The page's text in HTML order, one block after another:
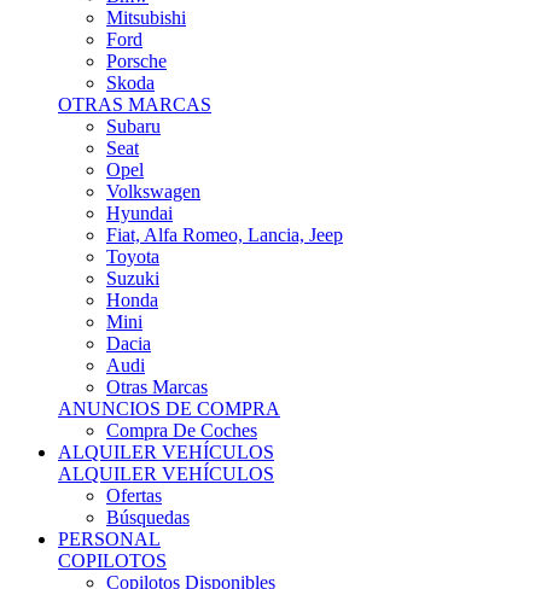
Dacia
Audi
Otras Marcas
ANUNCIOS DE COMPRA
Compra De Coches
ALQUILER VEHÍCULOS
ALQUILER VEHÍCULOS
Ofertas
Búsquedas
PERSONAL
COPILOTOS
Copilotos Disponibles
Busqueda De Copilotos
MECANICOS
Mecánicos Disponibles
Búsqueda De Mecánicos
PIEZAS DE COMPETICIÓN
MECÁNICA
Motores
Refrigeración
Electrónica
Cajas De Cambio
Sistemas De Escape
Carrocería
Depositos
Suspensiones
Frenos